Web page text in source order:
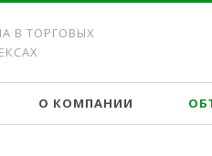
В ТОРГОВЫХ
О КОМПАНИИ